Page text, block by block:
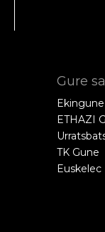
Gure
Ekingune
ETHAZI
TK Gune
Euskelec